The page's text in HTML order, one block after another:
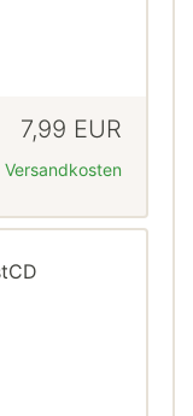
7,99 EUR
Versandkosten